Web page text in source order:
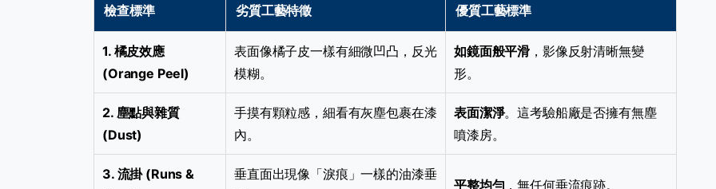
檢查標準 劣質工藝特徵 優質工藝標準
1. 橘皮效應
(Orange Peel)
表面像橘子皮一樣有細微凹凸，反光
模糊。
如鏡面般平滑 ，影像反射清晰無變
形。
2. 塵點與雜質
(Dust)
手摸有顆粒感，細看有灰塵包裹在漆
內。
表面潔淨。這考驗船廠是否擁有無塵
噴漆房。
3. 流掛 (Runs &
垂直面出現像「淚痕」一樣的油漆垂
平整均勻 ，無任何垂流痕跡。